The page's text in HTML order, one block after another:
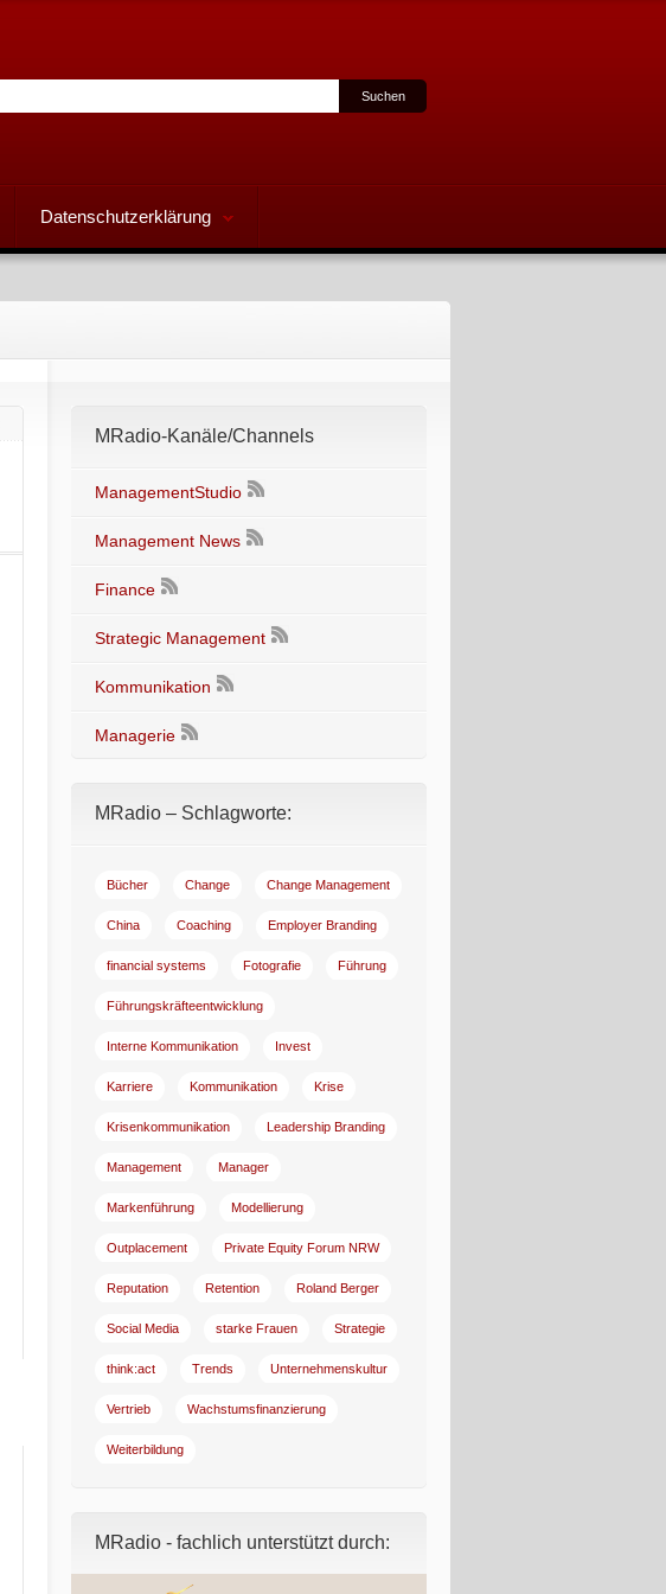
Datenschutzerklärung
MRadio-Kanäle/Channels
ManagementStudio
Management News
Finance
Strategic Management
Kommunikation
Managerie
MRadio – Schlagworte:
Bücher Change Change Management
China Coaching Employer Branding
financial systems Fotografie Führung
Führungskräfteentwicklung
Interne Kommunikation Invest
Karriere Kommunikation Krise
Krisenkommunikation Leadership Branding
Management Manager
Markenführung Modellierung
Outplacement Private Equity Forum NRW
Reputation Retention Roland Berger
Social Media starke Frauen Strategie
think:act Trends Unternehmenskultur
Vertrieb Wachstumsfinanzierung
Weiterbildung
MRadio - fachlich unterstützt durch: